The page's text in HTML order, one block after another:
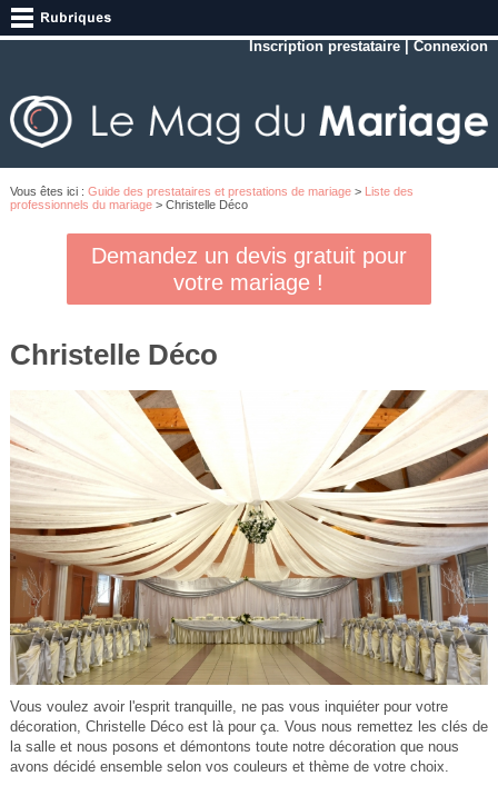
Inscription prestataire |Connexion
Vous êtes ici : Guide des prestataires et prestations de mariage> Liste des
professionnels du mariage> Christelle Déco
Demandez un devis gratuit pour
votre mariage !
Christelle Déco
Vous voulez avoir l'esprit tranquille, ne pas vous inquiéter pour votre
décoration, Christelle Déco est là pour ça. Vous nous remettez les clés de
la salle et nous posons et démontons toute notre décoration que nous
avons décidé ensemble selon vos couleurs et thème de votre choix.